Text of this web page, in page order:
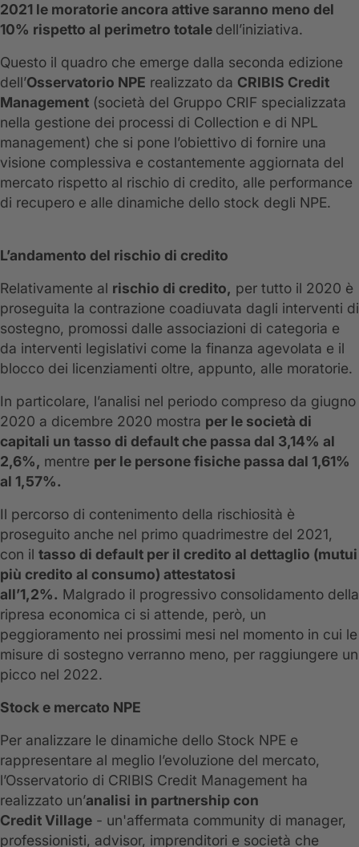
2021 le moratorie ancora attive saranno meno del
10% rispetto al perimetro totale dell’iniziativa.
Questo il quadro che emerge dalla seconda edizione
dell’Osservatorio NPE realizzato da CRIBIS Credit
Management (società del Gruppo CRIF specializzata
nella gestione dei processi di Collection e di NPL
management) che si pone l’obiettivo di fornire una
visione complessiva e costantemente aggiornata del
mercato rispetto al rischio di credito, alle performance
di recupero e alle dinamiche dello stock degli NPE.
L’andamento del rischio di credito
Relativamente al rischio di credito, per tutto il 2020 è
proseguita la contrazione coadiuvata dagli interventi di
sostegno, promossi dalle associazioni di categoria e
da interventi legislativi come la finanza agevolata e il
blocco dei licenziamenti oltre, appunto, alle moratorie.
In particolare, l’analisi nel periodo compreso da giugno
2020 a dicembre 2020 mostra per le società di
capitali un tasso di default che passa dal 3,14% al
2,6%, mentre per le persone fisiche passa dal 1,61%
al 1,57%.
Il percorso di contenimento della rischiosità è
proseguito anche nel primo quadrimestre del 2021,
con il tasso di default per il credito al dettaglio (mutui
più credito al consumo) attestatosi
all’1,2%. Malgrado il progressivo consolidamento della
ripresa economica ci si attende, però, un
peggioramento nei prossimi mesi nel momento in cui le
misure di sostegno verranno meno, per raggiungere un
picco nel 2022.
Stock e mercato NPE
Per analizzare le dinamiche dello Stock NPE e
rappresentare al meglio l’evoluzione del mercato,
l’Osservatorio di CRIBIS Credit Management ha
realizzato un’analisi in partnership con
CreditVillage - un'affermata community di manager,
professionisti, advisor, imprenditori e società che